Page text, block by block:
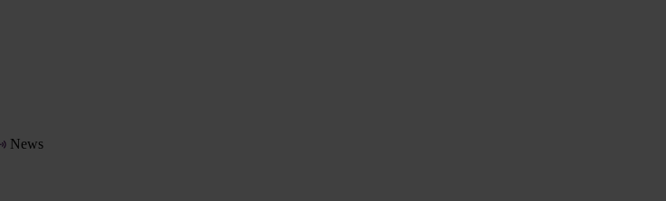
News